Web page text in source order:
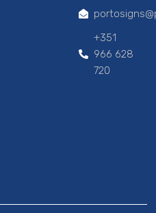
+351
966 628
720